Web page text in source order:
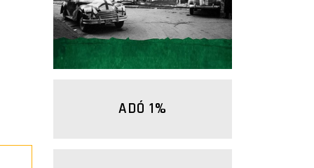
Care (dialízis
központok)
ADÓ 1%